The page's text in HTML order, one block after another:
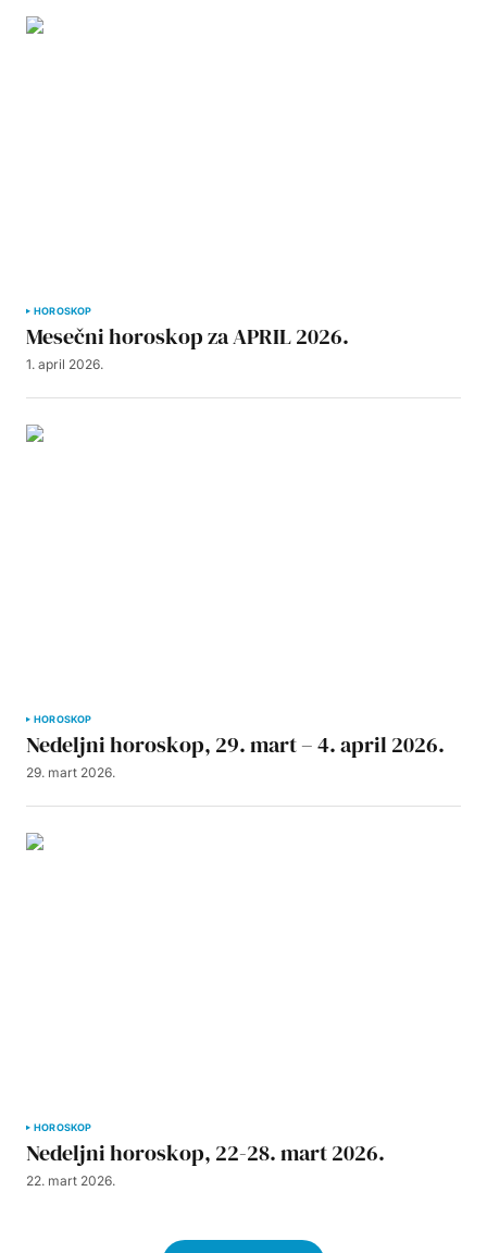
HOROSKOP
Mesečni horoskop za APRIL 2026.
1. april 2026.
HOROSKOP
Nedeljni horoskop, 29. mart – 4. april 2026.
29. mart 2026.
HOROSKOP
Nedeljni horoskop, 22-28. mart 2026.
22. mart 2026.